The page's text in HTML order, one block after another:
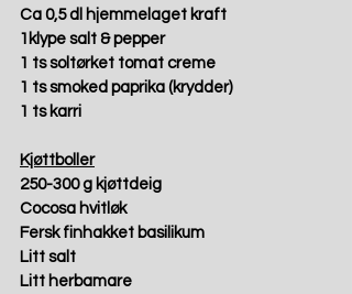
Ca 0,5 dl hjemmelaget kraft
1klype salt & pepper
1 ts soltørket tomat creme
1 ts smoked paprika (krydder)
1 ts karri
Kjøttboller
250-300 g kjøttdeig
Cocosa hvitløk
Fersk finhakket basilikum
Litt salt
Litt herbamare